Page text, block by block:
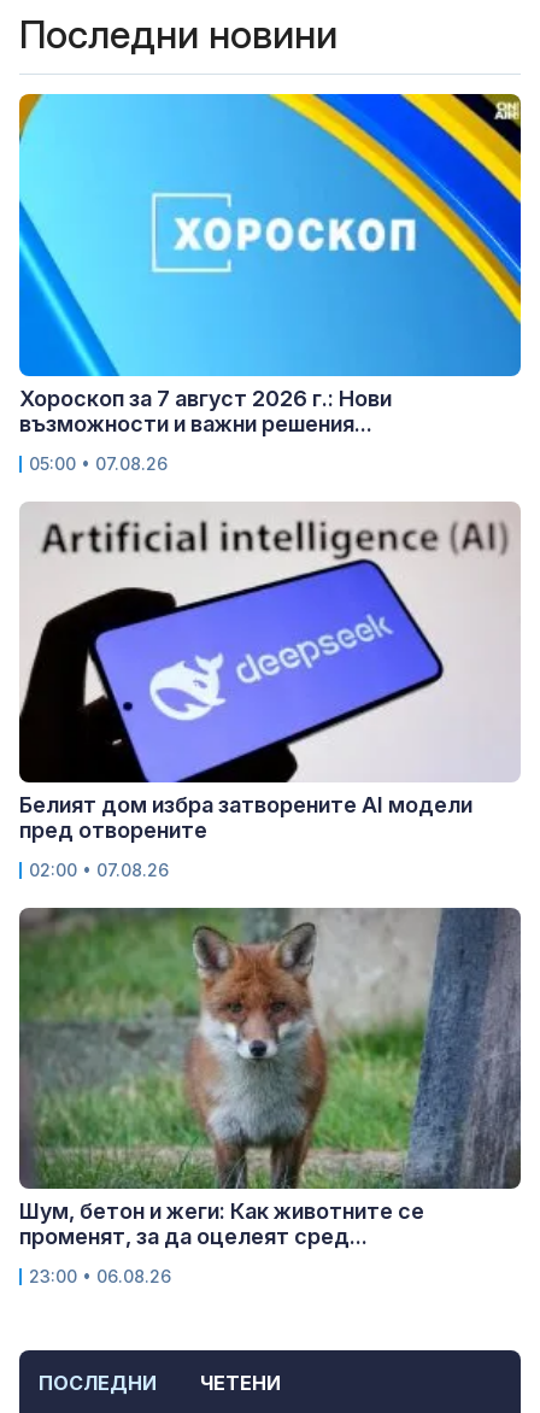
ПОСЛЕДНИ ЧЕТЕНИ
Последни новини
Хороскоп за 7 август 2026 г.: Нови
възможности и важни решения...
05:00 • 07.08.26
Белият дом избра затворените AI модели
пред отворените
02:00 • 07.08.26
Шум, бетон и жеги: Как животните се
променят, за да оцелеят сред...
23:00 • 06.08.26